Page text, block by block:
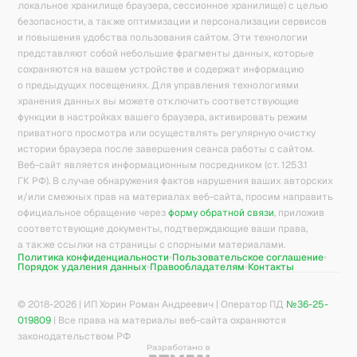
локальное хранилище браузера, сессионное хранилище) с целью
безопасности, а также оптимизации и персонализации сервисов
и повышения удобства пользования сайтом. Эти технологии
представляют собой небольшие фрагменты данных, которые
сохраняются на вашем устройстве и содержат информацию
о предыдущих посещениях. Для управления технологиями
хранения данных вы можете отключить соответствующие
функции в настройках вашего браузера, активировать режим
приватного просмотра или осуществлять регулярную очистку
истории браузера после завершения сеанса работы с сайтом.
Веб-сайт является информационным посредником (ст. 1253.1
ГК РФ). В случае обнаружения фактов нарушения ваших авторских
и/или смежных прав на материалах веб-сайта, просим направить
официальное обращение через форму обратной связи, приложив
соответствующие документы, подтверждающие ваши права,
а также ссылки на страницы с спорными материалами.
Политика конфиденциальности Пользовательское соглашение
Порядок удаления данных Правообладателям Контакты
© 2018-2026 | ИП Хорин Роман Андреевич | Оператор ПД №36-25-
019809 | Все права на материалы веб-сайта охраняются
законодательством РФ